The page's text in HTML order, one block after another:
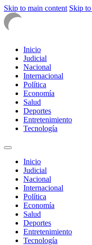
Skip to main content Skip
Inicio
Judicial
Nacional
Internacional
Política
Economía
Salud
Deportes
Entretenimiento
Tecnología
Inicio
Judicial
Nacional
Internacional
Política
Economía
Salud
Deportes
Entretenimiento
Tecnología